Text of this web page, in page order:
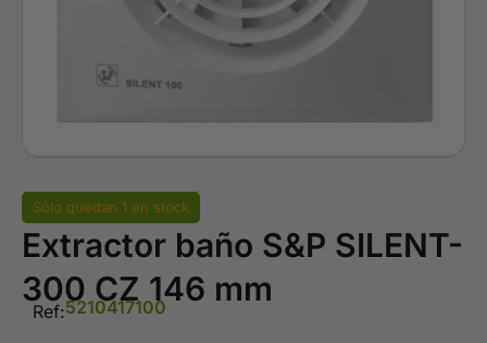
Sólo quedan 1 en stock
Extractor baño S&P SILENT-
300 CZ 146 mm
Ref:5210417100